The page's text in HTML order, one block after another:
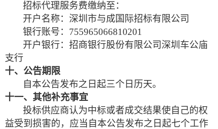
招标代理服务费缴纳至：
开户名称：深圳市与成国际招标有限公司
银行账号： 755965066810201
开户银行：招商银行股份有限公司深圳车公庙
支行
十、公告期限
自本公告发布之日起三个日历天。
十一、其他补充事宜
投标供应商认为中标或者成交结果使自己的权
益受到损害的，应当自本公告发布之日起七个工作